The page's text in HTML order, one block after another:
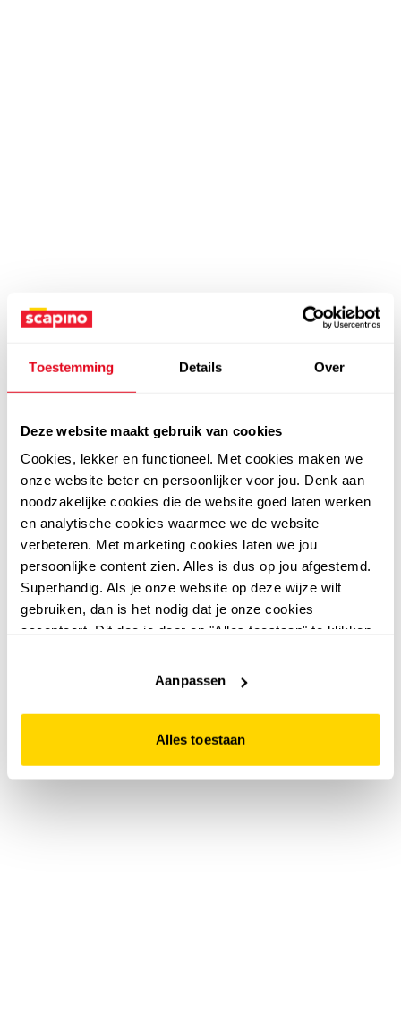
Toestemming Details Over
Deze website maakt gebruik van cookies
Cookies, lekker en functioneel. Met cookies maken we
onze website beter en persoonlijker voor jou. Denk aan
noodzakelijke cookies die de website goed laten werken
en analytische cookies waarmee we de website
verbeteren. Met marketing cookies laten we jou
persoonlijke content zien. Alles is dus op jou afgestemd.
Superhandig. Als je onze website op deze wijze wilt
gebruiken, dan is het nodig dat je onze cookies
accepteert. Dit doe je door op "Alles toestaan" te klikken.
website niet optimaal functioneert.
Aanpassen
Alles toestaan